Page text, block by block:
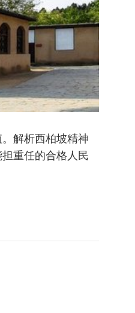
解析西柏坡精神
重任的合格人民